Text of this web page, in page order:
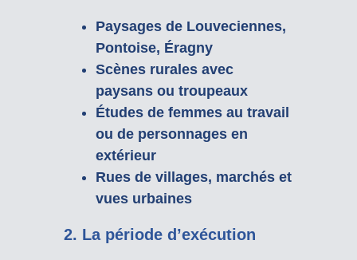
Paysages de Louveciennes,
Pontoise, Éragny
Scènes rurales avec
paysans ou troupeaux
Études de femmes au travail
ou de personnages en
extérieur
Rues de villages, marchés et
vues urbaines
2. La période d’exécution